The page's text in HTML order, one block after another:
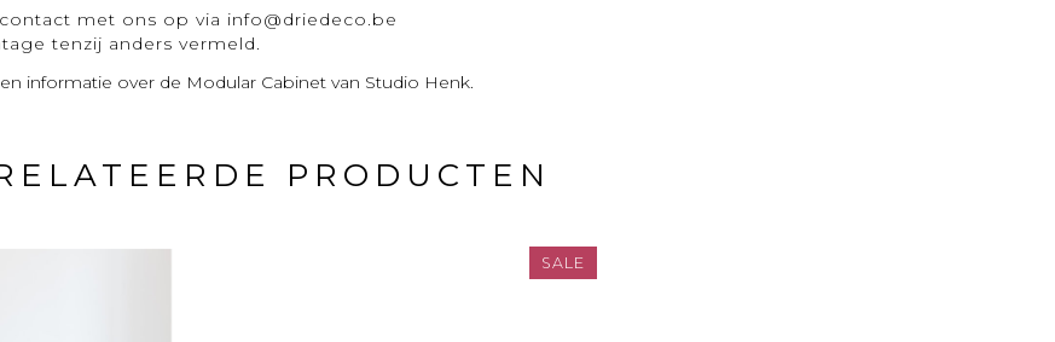
met ons op via info@driedeco.be
tenzij anders vermeld.
informatie over de Modular Cabinet van Studio Henk.
PRODUCTEN
SALE